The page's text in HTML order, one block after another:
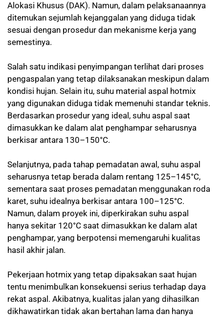
Alokasi Khusus (DAK). Namun, dalam pelaksanaannya
ditemukan sejumlah kejanggalan yang diduga tidak
sesuai dengan prosedur dan mekanisme kerja yang
semestinya.
Salah satu indikasi penyimpangan terlihat dari proses
pengaspalan yang tetap dilaksanakan meskipun dalam
kondisi hujan. Selain itu, suhu material aspal hotmix
yang digunakan diduga tidak memenuhi standar teknis.
Berdasarkan prosedur yang ideal, suhu aspal saat
dimasukkan ke dalam alat penghampar seharusnya
berkisar antara 130–150°C.
Selanjutnya, pada tahap pemadatan awal, suhu aspal
seharusnya tetap berada dalam rentang 125–145°C,
sementara saat proses pemadatan menggunakan roda
karet, suhu idealnya berkisar antara 100–125°C.
Namun, dalam proyek ini, diperkirakan suhu aspal
hanya sekitar 120°C saat dimasukkan ke dalam alat
penghampar, yang berpotensi memengaruhi kualitas
hasil akhir jalan.
Pekerjaan hotmix yang tetap dipaksakan saat hujan
tentu menimbulkan konsekuensi serius terhadap daya
rekat aspal. Akibatnya, kualitas jalan yang dihasilkan
dikhawatirkan tidak akan bertahan lama dan hanya